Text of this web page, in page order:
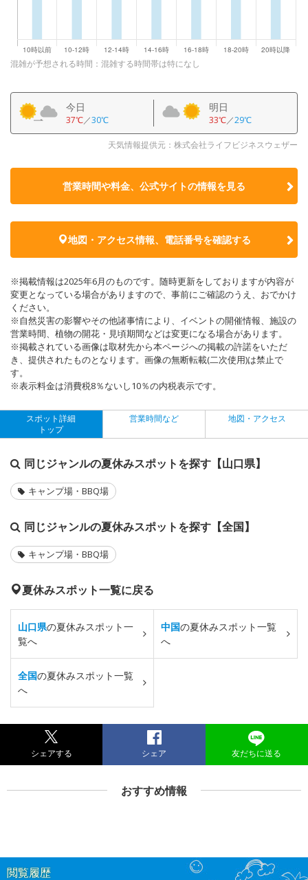
混雑が予想される時間：混雑する時間帯は特になし
今日
37℃／30℃
明日
33℃／29℃
天気情報提供元：株式会社ライフビジネスウェザー
営業時間や料金、公式サイトの情報を見る
地図・アクセス情報、電話番号を確認する
※掲載情報は2025年6月のものです。随時更新をしておりますが内容が
変更となっている場合がありますので、事前にご確認のうえ、おでかけ
ください。
※自然災害の影響やその他諸事情により、イベントの開催情報、施設の
営業時間、植物の開花・見頃期間などは変更になる場合があります。
※掲載されている画像は取材先から本ページへの掲載の許諾をいただ
き、提供されたものとなります。画像の無断転載(二次使用)は禁止で
す。
※表示料金は消費税8％ないし10％の内税表示です。
スポット詳細
トップ
営業時間など 地図・アクセス
同じジャンルの夏休みスポットを探す【山口県】
キャンプ場・BBQ場
同じジャンルの夏休みスポットを探す【全国】
キャンプ場・BBQ場
夏休みスポット一覧に戻る
山口県の夏休みスポット一
覧へ
中国の夏休みスポット一覧
へ
全国の夏休みスポット一覧
へ
シェアする シェア 友だちに送る
おすすめ情報
閲覧履歴